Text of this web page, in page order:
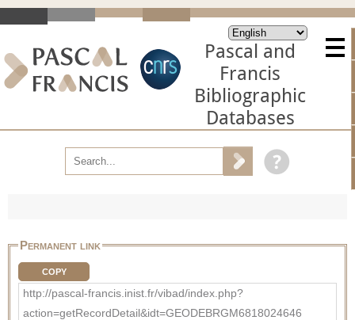
Pascal and
Francis
Bibliographic
Databases
Permanent link
COPY
http://pascal-francis.inist.fr/vibad/index.php?
action=getRecordDetail&idt=GEODEBRGM6818024646